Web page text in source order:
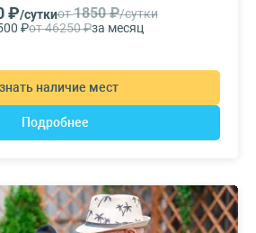
₽/суткиот1850 ₽/сутки
₽от 46250 ₽за месяц
наличие мест
Подробнее